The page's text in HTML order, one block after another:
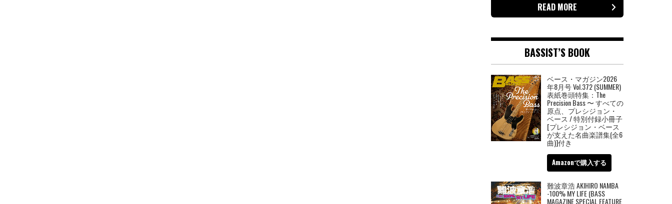
READ MORE
BASSIST’S BOOK
ベース・マガジン2026
年8月号 Vol.372 (SUMMER)
表紙巻頭特集：The
Precision Bass 〜 すべての
原点、プレシジョン・
ベース / 特別付録小冊子
[プレシジョン・ベース
が支えた名曲楽譜集(全6
曲)]付き
Amazonで購入する
難波章浩 AKIHIRO NAMBA
-100% MY LIFE (BASS
MAGAZINE SPECIAL FEATURE